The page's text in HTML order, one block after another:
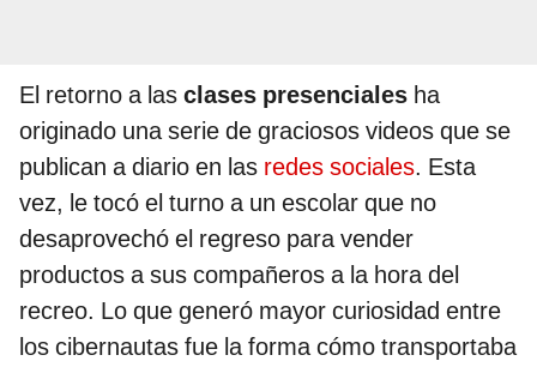
El retorno a las clases presenciales ha
originado una serie de graciosos videos que se
publican a diario en las redes sociales. Esta
vez, le tocó el turno a un escolar que no
desaprovechó el regreso para vender
productos a sus compañeros a la hora del
recreo. Lo que generó mayor curiosidad entre
los cibernautas fue la forma cómo transportaba